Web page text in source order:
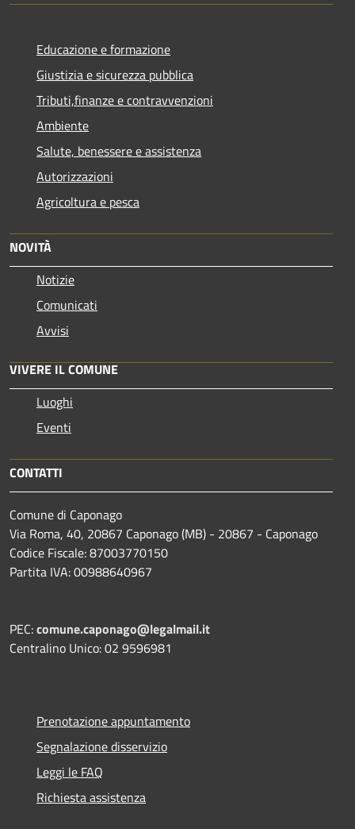
Educazione e formazione
Giustizia e sicurezza pubblica
Tributi,finanze e contravvenzioni
Ambiente
Salute, benessere e assistenza
Autorizzazioni
Agricoltura e pesca
NOVITÀ
Notizie
Comunicati
Avvisi
VIVERE IL COMUNE
Luoghi
Eventi
CONTATTI
Comune di Caponago
Via Roma, 40, 20867 Caponago (MB) - 20867 - Caponago
Codice Fiscale: 87003770150
Partita IVA: 00988640967
PEC:comune.caponago@legalmail.it
Centralino Unico: 02 9596981
Prenotazione appuntamento
Segnalazione disservizio
Leggi le FAQ
Richiesta assistenza